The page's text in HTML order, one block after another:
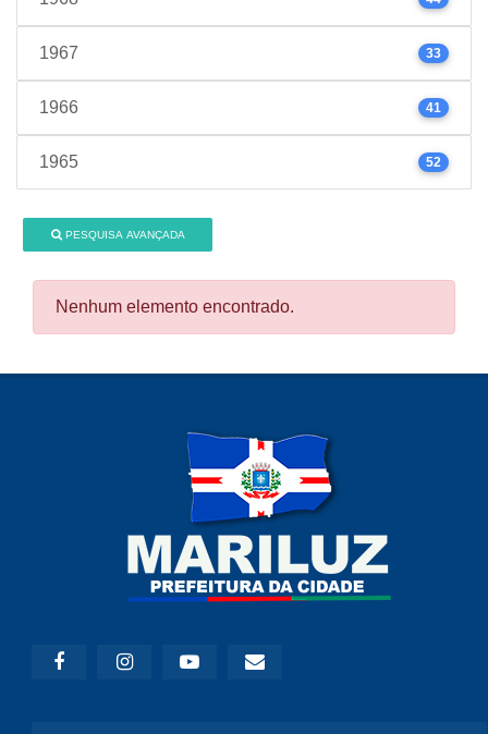
1967 33
1966 41
1965 52
PESQUISA AVANÇADA
Nenhum elemento encontrado.